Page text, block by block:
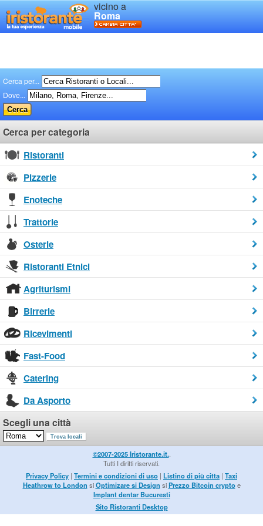
vicino a
Roma
Cerca per...
Dove...
Cerca per categoria
Ristoranti
Pizzerie
Enoteche
Trattorie
Osterie
Ristoranti Etnici
Agriturismi
Birrerie
Ricevimenti
Fast-Food
Catering
Da Asporto
Scegli una città
©2007-2025 Iristorante.it..
Tutti I diritti riservati.
Privacy Policy | Termini e condizioni di uso | Listino di più citta | Taxi
Heathrow to London siOptimizare si Design siPrezzo Bitcoin cryptoe
Implant dentar Bucuresti
Sito Ristoranti Desktop